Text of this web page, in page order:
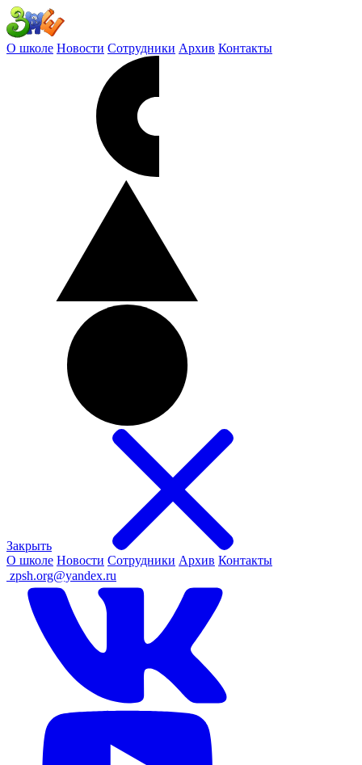
О школе Новости Сотрудники Архив Контакты
Закрыть
О школе Новости Сотрудники Архив Контакты
zpsh.org@yandex.ru